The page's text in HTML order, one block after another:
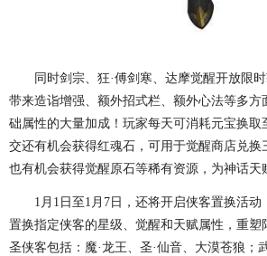
同时剑宗、狂·傅剑寒、达摩觉醒开放限
带来造诣增强、额外招式栏、额外心法等多方
础属性的大量加成！玩家每天可消耗元宝换取
交还有机会获得红魂石，可用于觉醒商店兑换
也有机会获得觉醒原石等稀有资源，为神话天
1月1日至1月7日，还将开启侠客置换活
置换指定侠客的星级、觉醒和天赋属性，重塑
圣侠客包括：魔·龙王、圣·仙音、大漠苍狼；